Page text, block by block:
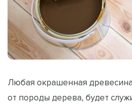
Любая окрашенная
от породы дерева, будет